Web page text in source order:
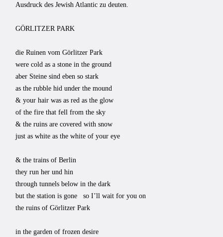
Ausdruck des Jewish Atlantic zu deuten.
GÖRLITZER PARK
die Ruinen vom Görlitzer Park
were cold as a stone in the ground
aber Steine sind eben so stark
as the rubble hid under the mound
& your hair was as red as the glow
of the fire that fell from the sky
& the ruins are covered with snow
just as white as the white of your eye
& the trains of Berlin
they run her und hin
through tunnels below in the dark
but the station is gone so I’ll wait for you on
the ruins of Görlitzer Park
in the garden of frozen desire